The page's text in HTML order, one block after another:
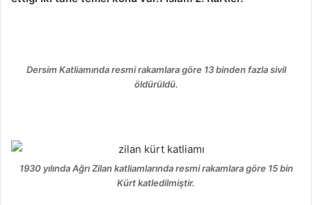
Dersim Katliamında resmi rakamlara göre 13 binden fazla sivil
öldürüldü.
1930 yılında Ağrı Zilan katliamlarında resmi rakamlara göre 15 bin
Kürt katledilmiştir.